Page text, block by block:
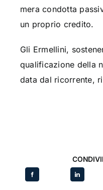
mera condotta
un proprio credito.
Gli Ermellini,
qualificazione della
data dal ricorrente,